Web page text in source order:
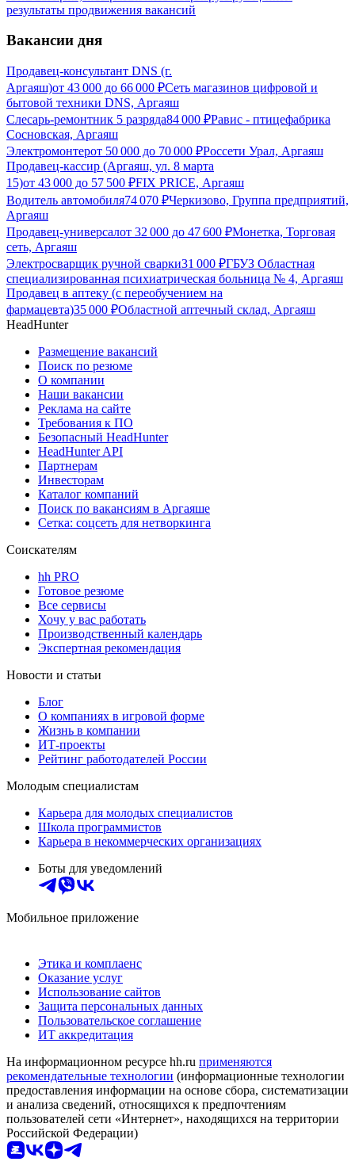
результаты продвижения вакансий
Вакансии дня
Продавец-консультант DNS (г.
Аргаяш)от 43 000 до 66 000 ₽Сеть магазинов цифровой и
бытовой техники DNS, Аргаяш
Слесарь-ремонтник 5 разряда84 000 ₽Равис - птицефабрика
Сосновская, Аргаяш
Электромонтерот 50 000 до 70 000 ₽Россети Урал, Аргаяш
Продавец-кассир (Аргаяш, ул. 8 марта
15)от 43 000 до 57 500 ₽FIX PRICE, Аргаяш
Водитель автомобиля74 070 ₽Черкизово, Группа предприятий,
Аргаяш
Продавец-универсалот 32 000 до 47 600 ₽Монетка, Торговая
сеть, Аргаяш
Электросварщик ручной сварки31 000 ₽ГБУЗ Областная
специализированная психиатрическая больница № 4, Аргаяш
Продавец в аптеку (с переобучением на
фармацевта)35 000 ₽Областной аптечный склад, Аргаяш
HeadHunter
Размещение вакансий
Поиск по резюме
О компании
Наши вакансии
Реклама на сайте
Требования к ПО
Безопасный HeadHunter
HeadHunter API
Партнерам
Инвесторам
Каталог компаний
Поиск по вакансиям в Аргаяше
Сетка: соцсеть для нетворкинга
Соискателям
hh PRO
Готовое резюме
Все сервисы
Хочу у вас работать
Производственный календарь
Экспертная рекомендация
Новости и статьи
Блог
О компаниях в игровой форме
Жизнь в компании
ИТ-проекты
Рейтинг работодателей России
Молодым специалистам
Карьера для молодых специалистов
Школа программистов
Карьера в некоммерческих организациях
Боты для уведомлений
Мобильное приложение
Этика и комплаенс
Оказание услуг
Использование сайтов
Защита персональных данных
Пользовательское соглашение
ИТ аккредитация
На информационном ресурсе hh.ru применяются
рекомендательные технологии (информационные технологии
предоставления информации на основе сбора, систематизации
и анализа сведений, относящихся к предпочтениям
пользователей сети «Интернет», находящихся на территории
Российской Федерации)